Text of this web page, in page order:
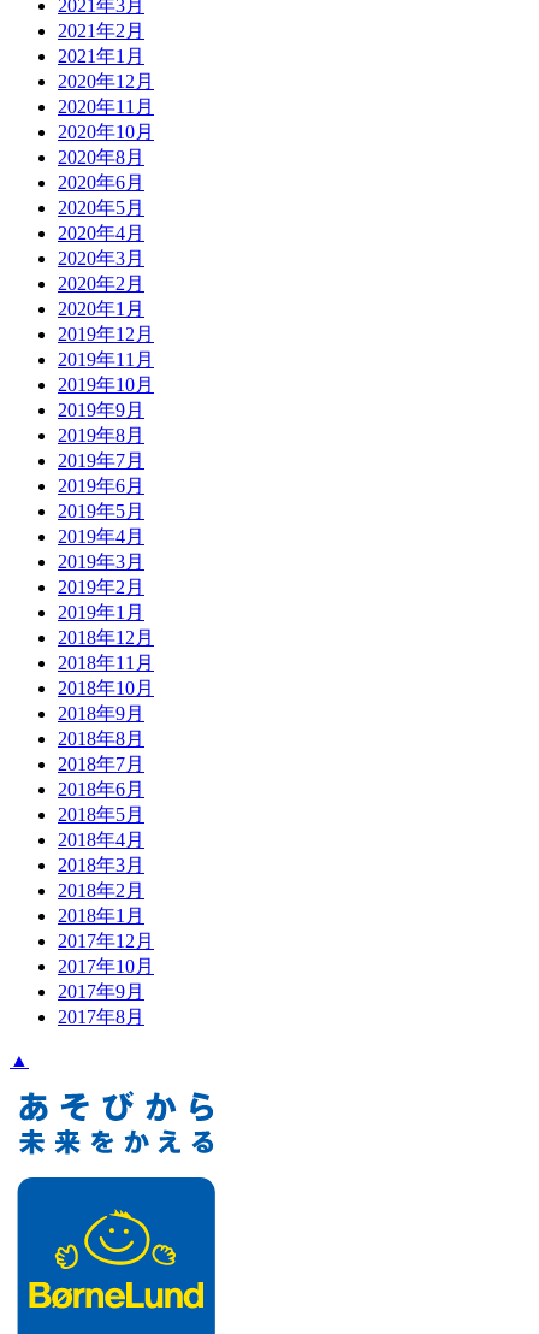
2021年3月
2021年2月
2021年1月
2020年12月
2020年11月
2020年10月
2020年8月
2020年6月
2020年5月
2020年4月
2020年3月
2020年2月
2020年1月
2019年12月
2019年11月
2019年10月
2019年9月
2019年8月
2019年7月
2019年6月
2019年5月
2019年4月
2019年3月
2019年2月
2019年1月
2018年12月
2018年11月
2018年10月
2018年9月
2018年8月
2018年7月
2018年6月
2018年5月
2018年4月
2018年3月
2018年2月
2018年1月
2017年12月
2017年10月
2017年9月
2017年8月
▲